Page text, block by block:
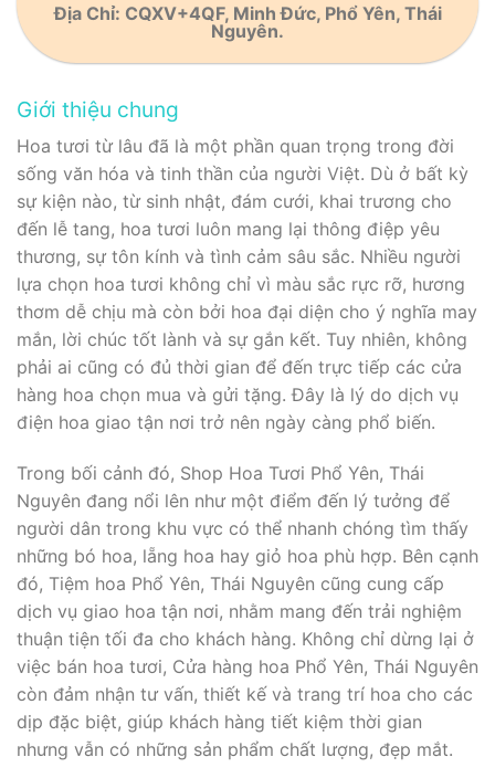
Địa Chỉ: CQXV+4QF, Minh Đức, Phổ Yên, Thái
Nguyên.
Giới thiệu chung
Hoa tươi từ lâu đã là một phần quan trọng trong đời
sống văn hóa và tinh thần của người Việt. Dù ở bất kỳ
sự kiện nào, từ sinh nhật, đám cưới, khai trương cho
đến lễ tang, hoa tươi luôn mang lại thông điệp yêu
thương, sự tôn kính và tình cảm sâu sắc. Nhiều người
lựa chọn hoa tươi không chỉ vì màu sắc rực rỡ, hương
thơm dễ chịu mà còn bởi hoa đại diện cho ý nghĩa may
mắn, lời chúc tốt lành và sự gắn kết. Tuy nhiên, không
phải ai cũng có đủ thời gian để đến trực tiếp các cửa
hàng hoa chọn mua và gửi tặng. Đây là lý do dịch vụ
điện hoa giao tận nơi trở nên ngày càng phổ biến.
Trong bối cảnh đó, Shop Hoa Tươi Phổ Yên, Thái
Nguyên đang nổi lên như một điểm đến lý tưởng để
người dân trong khu vực có thể nhanh chóng tìm thấy
những bó hoa, lẵng hoa hay giỏ hoa phù hợp. Bên cạnh
đó, Tiệm hoa Phổ Yên, Thái Nguyên cũng cung cấp
dịch vụ giao hoa tận nơi, nhằm mang đến trải nghiệm
thuận tiện tối đa cho khách hàng. Không chỉ dừng lại ở
việc bán hoa tươi, Cửa hàng hoa Phổ Yên, Thái Nguyên
còn đảm nhận tư vấn, thiết kế và trang trí hoa cho các
dịp đặc biệt, giúp khách hàng tiết kiệm thời gian
nhưng vẫn có những sản phẩm chất lượng, đẹp mắt.